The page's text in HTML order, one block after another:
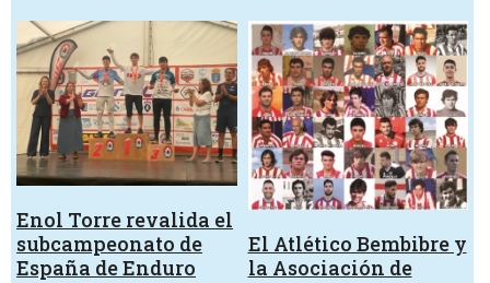
Enol Torre revalida el
subcampeonato de
España de Enduro
El Atlético Bembibre y
la Asociación de